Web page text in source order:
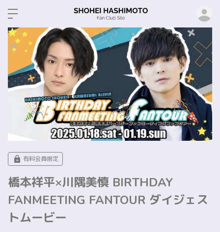
有料会員限定
橋本祥平×川隅美慎 BIRTHDAY
FANMEETING FANTOUR ダイジェス
トムービー